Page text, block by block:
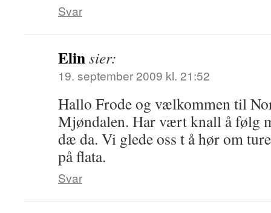
Svar
Elinsier:
19. september 2009 kl. 21:52
Hallo Frode og vælkommen til
Mjøndalen. Har vært knall å følg
dæ da. Vi glede oss t å hør om
på flata.
Svar